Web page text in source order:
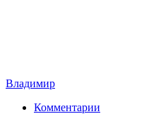
Владимир
Комментарии